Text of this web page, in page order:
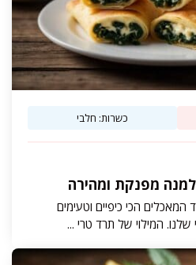
כשרות: חלבי
מפנקת ומהירה
המאכלים הכי כיפיים וטעימים
המילוי של תרד טרי ...